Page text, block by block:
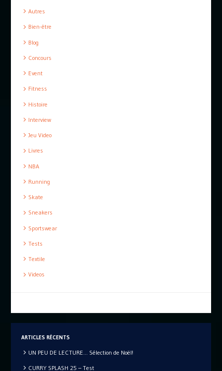
Autres
Bien-être
Blog
Concours
Event
Fitness
Histoire
Interview
Jeu Video
Livres
NBA
Running
Skate
Sneakers
Sportswear
Tests
Textile
Videos
ARTICLES RÉCENTS
UN PEU DE LECTURE… Sélection de Noël!
CURRY SPLASH 25 – Test